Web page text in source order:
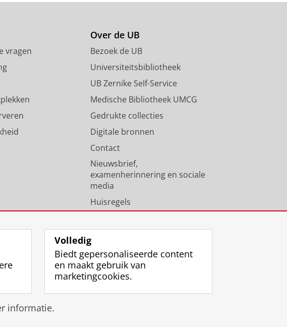
vragen
Over de UB
Bezoek de UB
Universiteitsbibliotheek
UB Zernike Self-Service
Medische Bibliotheek UMCG
Gedrukte collecties
Digitale bronnen
Contact
Nieuwsbrief,
examenherinnering en sociale
media
Huisregels
Universiteitsbibliotheek
Inloggen
Volledig
Biedt gepersonaliseerde content
en maakt gebruik van
marketingcookies.
informatie.